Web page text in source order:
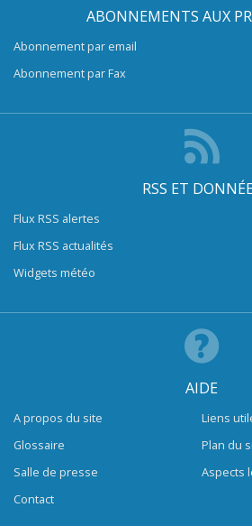
ABONNEMENTS AUX
Abonnement par email
Abonnement par Fax
RSS ET
Flux RSS alertes
Flux RSS actualités
Widgets météo
AIDE
A propos du site
Glossaire
Salle de presse
Contact
Liens
Plan du
Aspects